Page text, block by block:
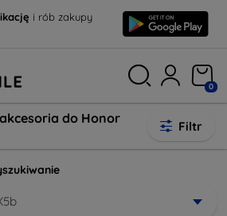
i rób zakupy
0
do Honor
Filtr